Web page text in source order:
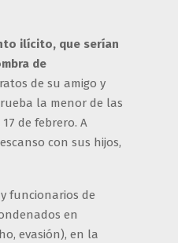
ilícito, que serían
de
de su amigo y
la menor de las
de febrero. A
con sus hijos,
funcionarios de
en
evasión), en la